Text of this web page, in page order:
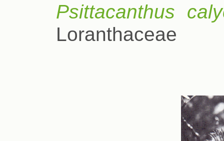
Psittacanthus
Loranthaceae